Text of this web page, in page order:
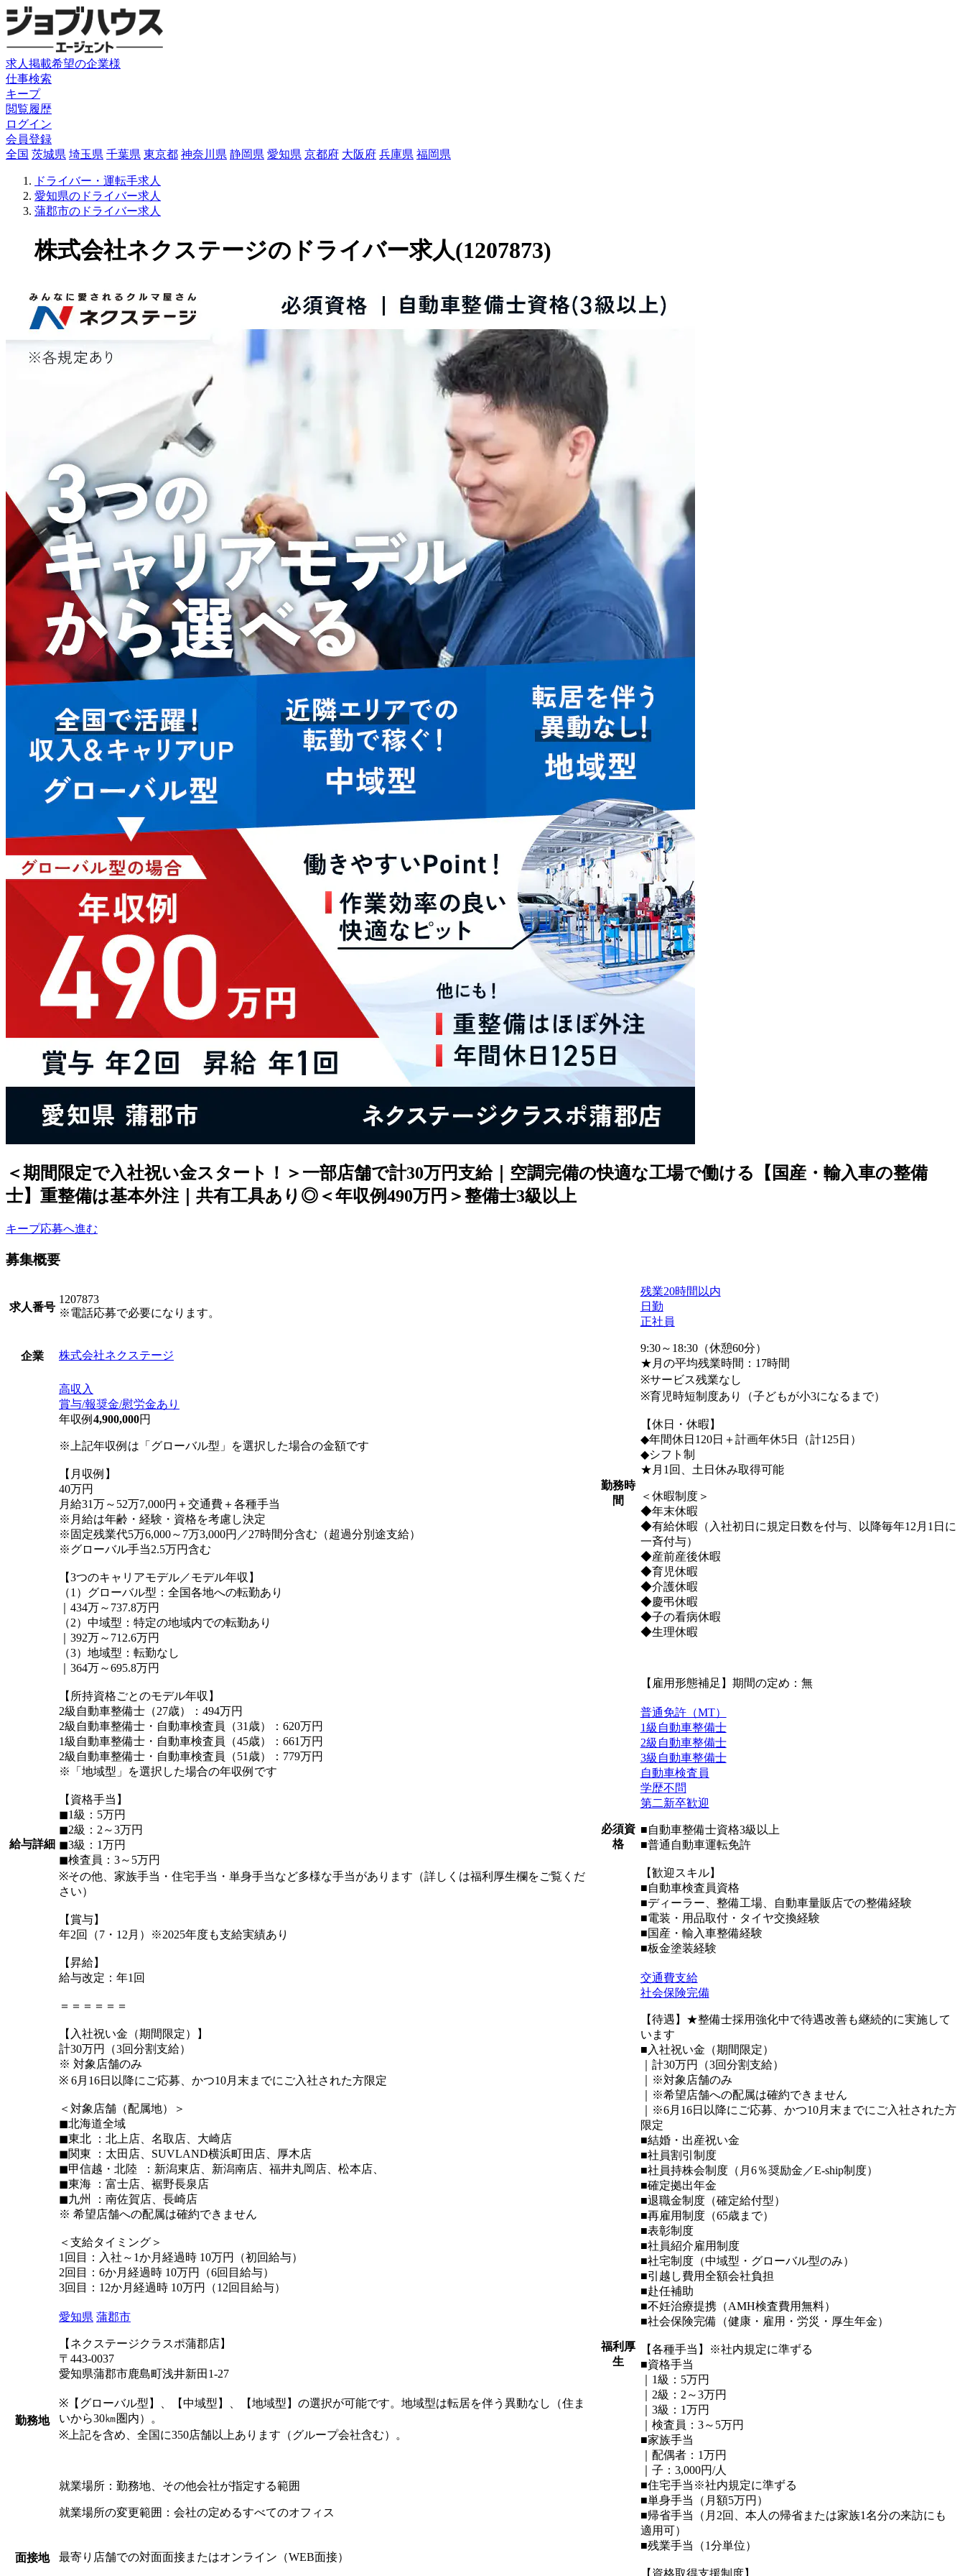
求人掲載希望の企業様
仕事検索
キープ
閲覧履歴
ログイン
会員登録
全国 茨城県 埼玉県 千葉県 東京都 神奈川県 静岡県 愛知県 京都府 大阪府 兵庫県 福岡県
ドライバー・運転手求人
愛知県のドライバー求人
蒲郡市のドライバー求人
株式会社ネクステージのドライバー求人(1207873)
＜期間限定で入社祝い金スタート！＞一部店舗で計30万円支給｜空調完備の快適な工場で働ける【国産・輸入車の整備
士】重整備は基本外注｜共有工具あり◎＜年収例490万円＞整備士3級以上
キープ応募へ進む
募集概要
求人番号
1207873
※電話応募で必要になります。
企業 株式会社ネクステージ
給与詳細
高収入
賞与/報奨金/慰労金あり
年収例 4,900,000円
※上記年収例は「グローバル型」を選択した場合の金額です
【月収例】
40万円
月給31万～52万7,000円＋交通費＋各種手当
※月給は年齢・経験・資格を考慮し決定
※固定残業代5万6,000～7万3,000円／27時間分含む（超過分別途支給）
※グローバル手当2.5万円含む
【3つのキャリアモデル／モデル年収】
（1）グローバル型：全国各地への転勤あり
｜434万～737.8万円
（2）中域型：特定の地域内での転勤あり
｜392万～712.6万円
（3）地域型：転勤なし
｜364万～695.8万円
【所持資格ごとのモデル年収】
2級自動車整備士（27歳）：494万円
2級自動車整備士・自動車検査員（31歳）：620万円
1級自動車整備士・自動車検査員（45歳）：661万円
2級自動車整備士・自動車検査員（51歳）：779万円
※「地域型」を選択した場合の年収例です
【資格手当】
◼︎1級：5万円
◼︎2級：2～3万円
◼︎3級：1万円
◼︎検査員：3～5万円
※その他、家族手当・住宅手当・単身手当など多様な手当があります（詳しくは福利厚生欄をご覧くだ
さい）
【賞与】
年2回（7・12月）※2025年度も支給実績あり
【昇給】
給与改定：年1回
＝＝＝＝＝＝
【入社祝い金（期間限定）】
計30万円（3回分割支給）
※ 対象店舗のみ
※ 6月16日以降にご応募、かつ10月末までにご入社された方限定
＜対象店舗（配属地）＞
◼︎北海道全域
◼︎東北 ：北上店、名取店、大崎店
◼︎関東 ：太田店、SUVLAND横浜町田店、厚木店
◼︎甲信越・北陸 ：新潟東店、新潟南店、福井丸岡店、松本店、
◼︎東海 ：富士店、裾野長泉店
◼︎九州 ：南佐賀店、長崎店
※ 希望店舗への配属は確約できません
＜支給タイミング＞
1回目：入社～1か月経過時 10万円（初回給与）
2回目：6か月経過時 10万円（6回目給与）
3回目：12か月経過時 10万円（12回目給与）
勤務地
愛知県 蒲郡市
【ネクステージクラスポ蒲郡店】
〒443-0037
愛知県蒲郡市鹿島町浅井新田1-27
※【グローバル型】、【中域型】、【地域型】の選択が可能です。地域型は転居を伴う異動なし（住ま
いから30㎞圏内）。
※上記を含め、全国に350店舗以上あります（グループ会社含む）。
就業場所：勤務地、その他会社が指定する範囲
就業場所の変更範囲：会社の定めるすべてのオフィス
面接地 最寄り店舗での対面面接またはオンライン（WEB面接）
勤務時
間
残業20時間以内
日勤
正社員
9:30～18:30（休憩60分）
★月の平均残業時間：17時間
※サービス残業なし
※育児時短制度あり（子どもが小3になるまで）
【休日・休暇】
◆年間休日120日＋計画年休5日（計125日）
◆シフト制
★月1回、土日休み取得可能
＜休暇制度＞
◆年末休暇
◆有給休暇（入社初日に規定日数を付与、以降毎年12月1日に
一斉付与）
◆産前産後休暇
◆育児休暇
◆介護休暇
◆慶弔休暇
◆子の看病休暇
◆生理休暇
【雇用形態補足】期間の定め：無
必須資
格
普通免許（MT）
1級自動車整備士
2級自動車整備士
3級自動車整備士
自動車検査員
学歴不問
第二新卒歓迎
■自動車整備士資格3級以上
■普通自動車運転免許
【歓迎スキル】
■自動車検査員資格
■ディーラー、整備工場、自動車量販店での整備経験
■電装・用品取付・タイヤ交換経験
■国産・輸入車整備経験
■板金塗装経験
福利厚
生
交通費支給
社会保険完備
【待遇】★整備士採用強化中で待遇改善も継続的に実施して
います
■入社祝い金（期間限定）
｜計30万円（3回分割支給）
｜※対象店舗のみ
｜※希望店舗への配属は確約できません
｜※6月16日以降にご応募、かつ10月末までにご入社された方
限定
■結婚・出産祝い金
■社員割引制度
■社員持株会制度（月6％奨励金／E-ship制度）
■確定拠出年金
■退職金制度（確定給付型）
■再雇用制度（65歳まで）
■表彰制度
■社員紹介雇用制度
■社宅制度（中域型・グローバル型のみ）
■引越し費用全額会社負担
■赴任補助
■不妊治療提携（AMH検査費用無料）
■社会保険完備（健康・雇用・労災・厚生年金）
【各種手当】※社内規定に準ずる
■資格手当
｜1級：5万円
｜2級：2～3万円
｜3級：1万円
｜検査員：3～5万円
■家族手当
｜配偶者：1万円
｜子：3,000円/人
■住宅手当※社内規定に準ずる
■単身手当（月額5万円）
■帰省手当（月2回、本人の帰省または家族1名分の来訪にも
適用可）
■残業手当（1分単位）